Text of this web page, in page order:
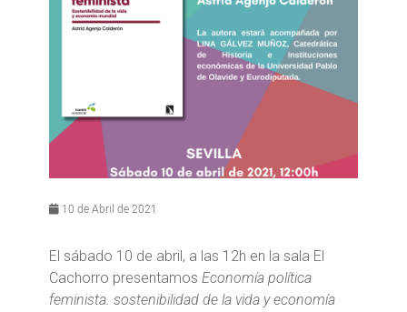
10 de Abril de 2021
El sábado 10 de abril, a las 12h en la sala El
Cachorro presentamos Economía política
feminista. sostenibilidad de la vida y economía